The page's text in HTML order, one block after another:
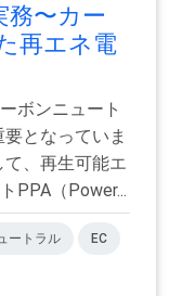
務〜カー
再エネ電
ボンニュート
となっていま
、再生可能エ
PPA（Power...
ートラル EC